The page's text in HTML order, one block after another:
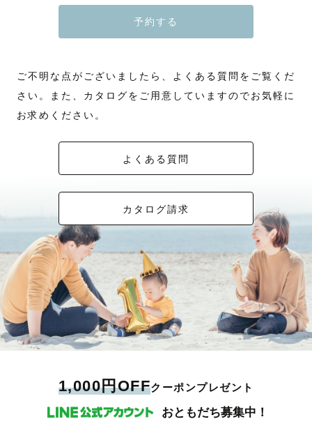
予約する
ご不明な点がございましたら、よくある質問をご覧くだ
さい。また、カタログをご用意していますのでお気軽に
お求めください。
よくある質問
カタログ請求
1,000円OFFクーポンプレゼント
おともだち募集中！